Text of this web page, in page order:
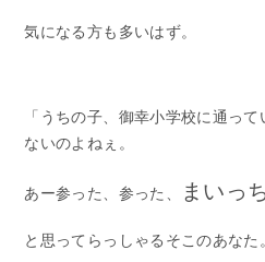
気になる方も多いはず。
「うちの子、御幸小学校に通っ
ないのよねぇ。
あー参った、参った、 まいっ
と思ってらっしゃるそこのあなた